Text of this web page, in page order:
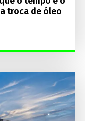
troca de óleo